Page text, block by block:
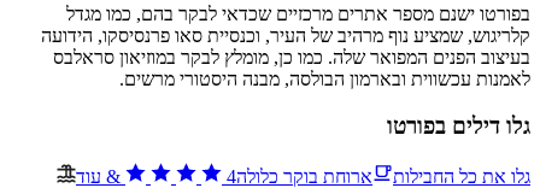
בפורטו ישנם מספר אתרים מרכזיים שכדאי לבקר בהם, כמו מגדל
קלריגוש, שמציע נוף מרהיב של העיר, וכנסיית סאו פרנסיסקו, הידועה
בעיצוב הפנים המפואר שלה. כמו כן, מומלץ לבקר במוזיאון סראלבס
לאמנות עכשווית ובארמון הבולסה, מבנה היסטורי מרשים.
גלו דילים בפורטו
גלו את כל החבילות ארוחת בוקר כלולה4
& עוד